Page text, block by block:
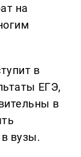
на
в
ЕГЭ,
в
вузы.